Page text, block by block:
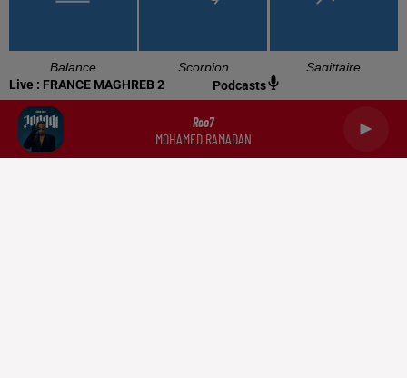
Live : FRANCE MAGHREB 2 Podcasts
Roo7
MOHAMED RAMADAN
Balance Scorpion Sagittaire